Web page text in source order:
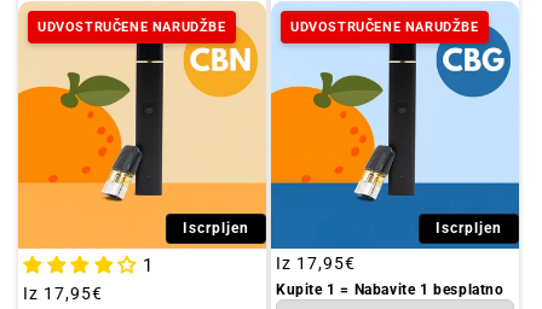
UDVOSTRUČENE NARUDŽBE
Iscrpljen
1
Redovna
Iz 17,95€
UDVOSTRUČENE NARUDŽBE
Iscrpljen
Redovna
cijena
Iz 17,95€
Kupite 1 = Nabavite 1 besplatno